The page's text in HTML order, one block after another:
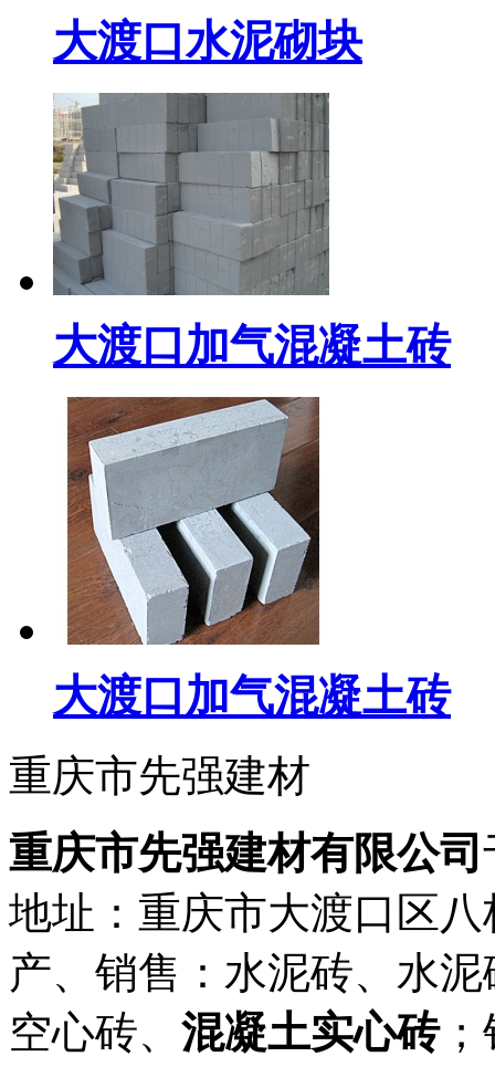
大渡口水泥砌块
大渡口加气混凝土砖
大渡口加气混凝土砖
重庆市先强建材
重庆市先强建材有限公司
地址：重庆市大渡口区
产、销售：水泥砖、水
空心砖、 混凝土实心砖；